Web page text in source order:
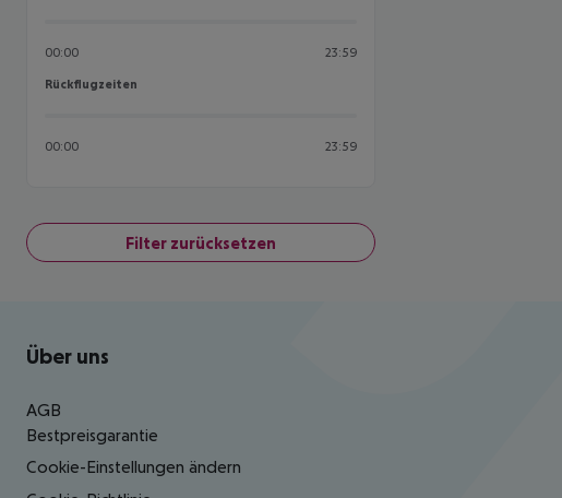
00:00 23:59
Rückflugzeiten
Rückflugzeiten
00:00 23:59
Filter zurücksetzen
Footer navigation
Über uns
AGB
Bestpreisgarantie
Cookie-Einstellungen ändern